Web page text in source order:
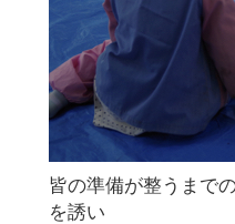
皆の準備が整うまで
を誘い